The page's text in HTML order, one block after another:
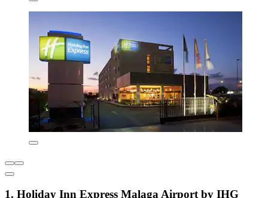
1. Holiday Inn Express Malaga Airport by IHG